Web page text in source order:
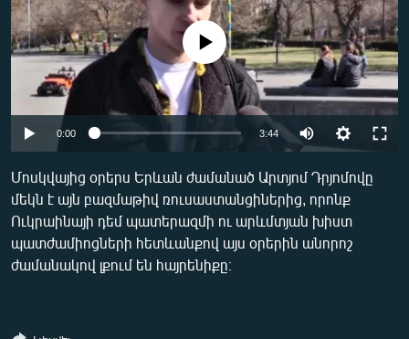
ՊԱՏԵՐԱԶՄԻ 6 ՇԱԲԱԹՆԵՐԸ
ՏԱՐԱԾԱՇՐՋԱՆ
ՄԻՋԱԶԳԱՅԻՆ
ՄՇԱԿՈՒՅԹ
ՄԵԿՆԱԲԱՆՈՒԹՅՈՒՆ
ՏՏ ԵՒ ԻՆՏԵՐՆԵՏ
ԿՈՐՈՆԱՎԻՐՈՒՍ
Auto 240p 360p 480p
No media source currently available
0:00 3:44
360p
480p
Մոսկվայից օրերս Երևան ժամանած Արտյոմ Դրյոմովը
մեկն է այն բազմաթիվ ռուսաստանցիներից, որոնք
Ուկրաինայի դեմ պատերազմի ու արևմտյան խիստ
պատժամիոցների հետևանքով այս օրերին անորոշ
ժամանակով լքում են հայրենիքը։